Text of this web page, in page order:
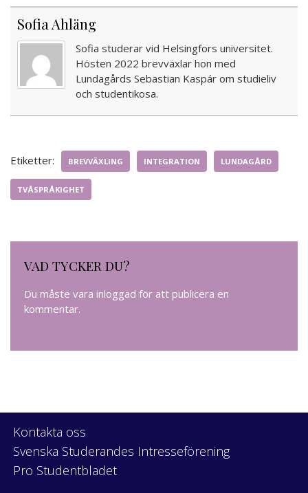
Sofia Ahläng
Sofia studerar vid Helsingfors universitet.
Hösten 2022 brevväxlar hon med
Lundagårds Sebastian Kaspár om studieliv
och studentikosa.
Etiketter: BREVVÄXLING INTEGRATION LUNDAGÅRD
TVÅSPRÅKIGHET
VAD TYCKER DU?
Du måste vara inloggad för att publicera en
kommentar.
Kontakta oss
Svenska Studerandes Intresseförening
Pro Studentbladet